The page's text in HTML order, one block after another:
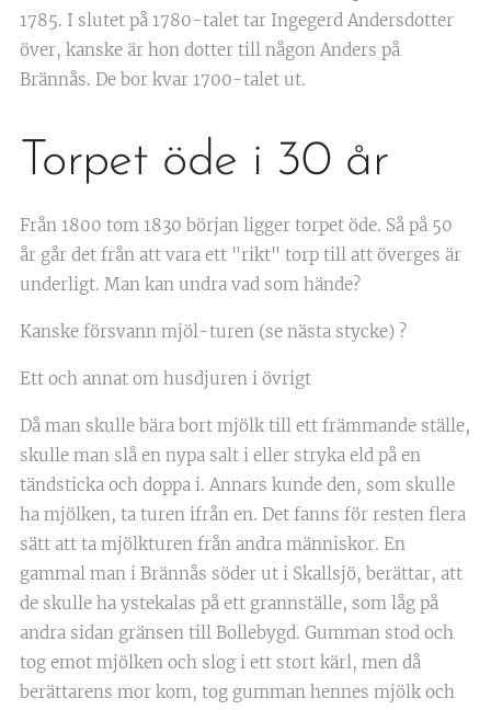
1785. I slutet på 1780-talet tar Ingegerd Andersdotter
över, kanske är hon dotter till någon Anders på
Brännås. De bor kvar 1700-talet ut.
Torpet öde i 30 år
Från 1800 tom 1830 början ligger torpet öde. Så på 50
år går det från att vara ett "rikt" torp till att överges är
underligt. Man kan undra vad som hände?
Kanske försvann mjöl-turen (se nästa stycke) ?
Ett och annat om husdjuren i övrigt
Då man skulle bära bort mjölk till ett främmande ställe,
skulle man slå en nypa salt i eller stryka eld på en
tändsticka och doppa i. Annars kunde den, som skulle
ha mjölken, ta turen ifrån en. Det fanns för resten flera
sätt att ta mjölkturen från andra människor. En
gammal man i Brännås söder ut i Skallsjö, berättar, att
de skulle ha ystekalas på ett grannställe, som låg på
andra sidan gränsen till Bollebygd. Gumman stod och
tog emot mjölken och slog i ett stort kärl, men då
berättarens mor kom, tog gumman hennes mjölk och